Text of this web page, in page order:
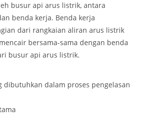
busur api arus listrik, antara
benda kerja. Benda kerja
dari rangkaian aliran arus listrik
bersama-sama dengan benda
busur api arus listrik.
dibutuhkan dalam proses pengelasan